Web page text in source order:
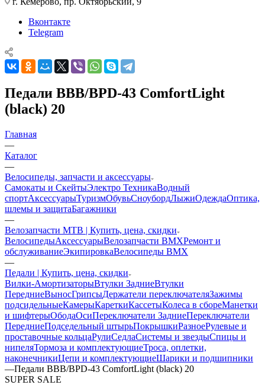
Вконтакте
Telegram
Педали BBB/BPD-43 ComfortLight
(black) 20
Главная
—
Каталог
—
Велосипеды, запчасти и аксессуары
Самокаты и СкейтыЭлектро ТехникаВодный
спортАксессуарыТуризмОбувьСноубордЛыжиОдеждаОптика,
шлемы и защитаБагажники
—
Велозапчасти MTB | Купить, цена, скидки
ВелосипедыАксессуарыВелозапчасти BMXРемонт и
обслуживаниеЭкипировкаВелосипеды BMX
—
Педали | Купить, цена, скидки
Вилки-АмортизаторыВтулки ЗадниеВтулки
ПередниеВыносГрипсыДержатели переключателяЗажимы
подсидельныеКамерыКареткиКассетыКолеса в сбореМанетки
и шифтерыОбодаОсиПереключатели ЗадниеПереключатели
ПередниеПодседельный штырьПокрышкиРазноеРулевые и
проставочные кольцаРулиСедлаСистемы и звездыСпицы и
нипеляТормоза и комплектующиеТроса, оплетки,
наконечникиЦепи и комплектующиеШарики и подшипники
—Педали BBB/BPD-43 ComfortLight (black) 20
SUPER SALE